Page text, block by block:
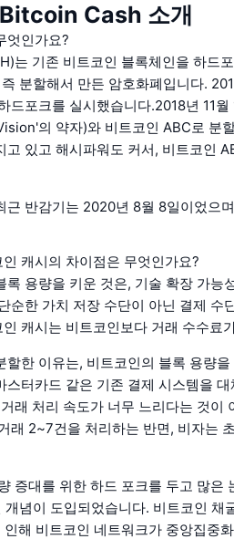
Cash 소개
엇인가요?
는 기존 비트코인 블록체인을 하드
분할해서 만든 암호화폐입니다.
드포크를 실시했습니다.2018년 11
의 약자)와 비트코인 ABC로 분
고 있고 해시파워도 커서, 비트코인
근 반감기는 2020년 8월 8일이었으
캐시의 차이점은 무엇인가요?
록 용량을 키운 것은, 기술 확장 가능
순한 가치 저장 수단이 아닌 결제 수
캐시는 비트코인보다 거래 수수료
할한 이유는, 비트코인의 블록 용량
스터카드 같은 기존 결제 시스템을
래 처리 속도가 너무 느리다는 것이
래 2~7건을 처리하는 반면, 비자는
증대를 위한 하드 포크를 두고 많
개념이 도입되었습니다. 비트코인 채
해 비트코인 네트워크가 중앙집중